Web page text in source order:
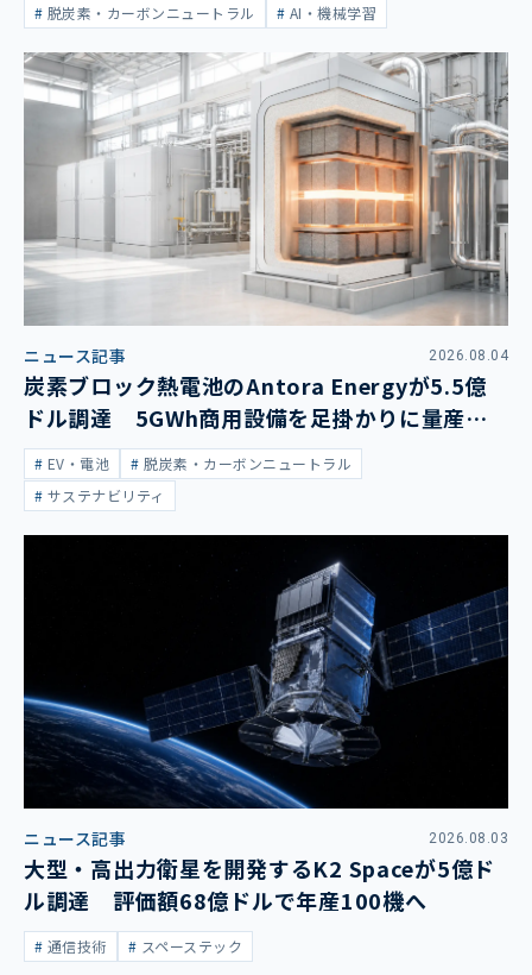
脱炭素・カーボンニュートラル AI・機械学習
ニュース記事 2026.08.04
炭素ブロック熱電池のAntora Energyが5.5億
ドル調達 5GWh商用設備を足掛かりに量産拡
大EV・電池
脱炭素・カーボンニュートラル
サステナビリティ
ニュース記事 2026.08.03
大型・高出力衛星を開発するK2 Spaceが5億ド
ル調達 評価額68億ドルで年産100機へ
通信技術 スペーステック